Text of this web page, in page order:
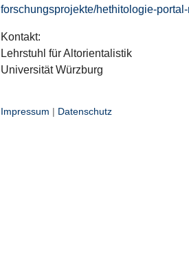
forschungsprojekte/hethitologie-
Kontakt:
Lehrstuhl für Altorientalistik
Universität Würzburg
Impressum | Datenschutz